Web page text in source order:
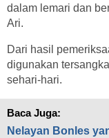
dalam lemari dan
Ari.
Dari hasil
digunakan
sehari-hari.
Baca Juga:
Nelayan Bonles